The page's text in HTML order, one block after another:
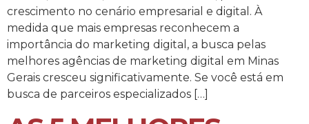
crescimento no cenário empresarial e digital. À
medida que mais empresas reconhecem a
importância do marketing digital, a busca pelas
melhores agências de marketing digital em Minas
Gerais cresceu significativamente. Se você está em
busca de parceiros especializados […]